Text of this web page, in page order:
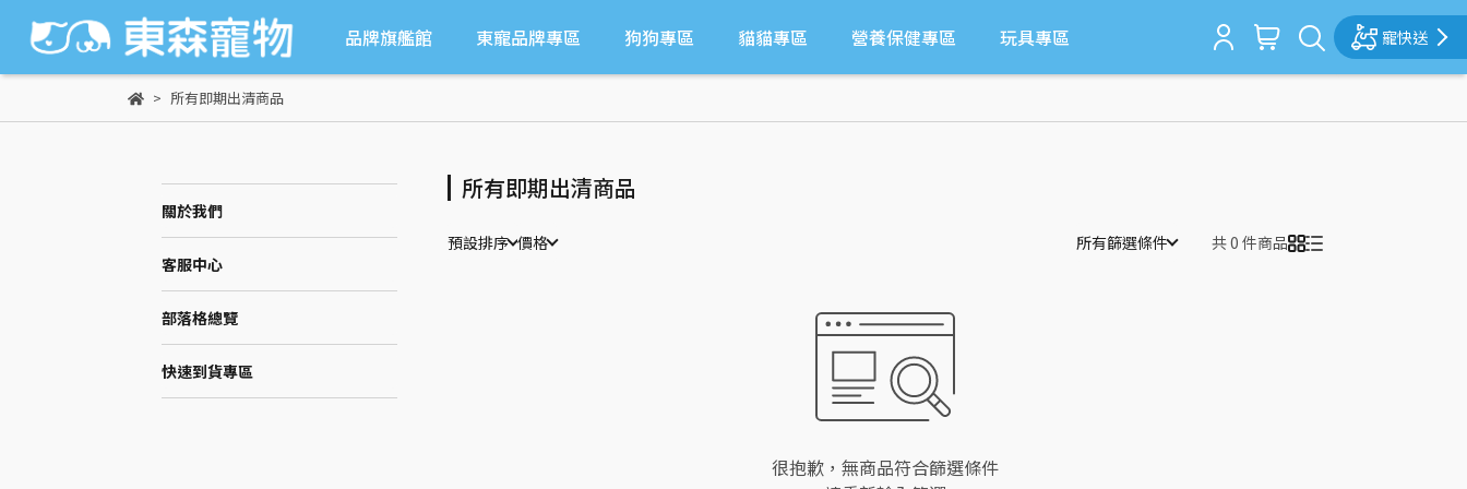
品牌旗艦館 東寵品牌專區 狗狗專區 貓貓專區 營養保健專區 玩具專區 寵快送
所有即期出清商品
關於我們
客服中心
部落格總覽
快速到貨專區
所有即期出清商品
預設排序 價格 所有篩選條件 共 0 件商品
很抱歉，無商品符合篩選條件